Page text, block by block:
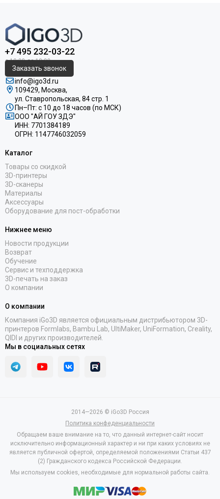
+7 495 232-03-22
Заказать звонок
info@igo3d.ru
109429, Москва,
ул. Ставропольская, 84 стр. 1
Пн–Пт: с 10 до 18 часов (по МСК)
ООО "АЙ ГОУ ЗДЭ"
ИНН: 7701384189
ОГРН: 1147746032059
Каталог
Товары со скидкой
3D-принтеры
3D-сканеры
Материалы
Аксессуары
Оборудование для пост-обработки
Нижнее меню
Новости продукции
Возврат
Обучение
Сервис и техподдержка
3D-печать на заказ
О компании
О компании
Компания iGo3D является официальным дистрибьютором 3D-
принтеров Formlabs, Bambu Lab, UltiMaker, UniFormation, Creality,
QIDI и других производителей.
Мы в социальных сетях
2014—2026 © iGo3D Россия
Политика конфеденциальности
Обращаем ваше внимание на то, что данный интернет-сайт носит
исключительно информационный характер и ни при каких условиях не
является публичной офертой, определяемой положениями Статьи 437
(2) Гражданского кодекса Российской Федерации.
Мы используем cookies, необходимые для нормальной работы сайта.